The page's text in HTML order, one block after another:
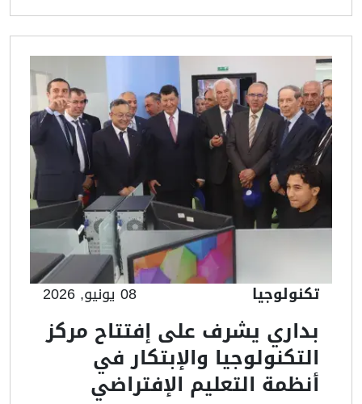
تكنولوجيا 08 يونيو, 2026
بداري يشرف على إفتتاح مركز
التكنولوجيا والإبتكار في
أنظمة التعليم الإفتراضي